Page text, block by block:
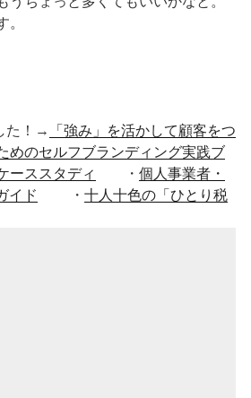
。
た！→
「強み」を活かして顧客をつ
のセルフブランディング実践ブ
ーススタディ ・ 個人事業者・
イド
・ 十人十色の「ひとり税